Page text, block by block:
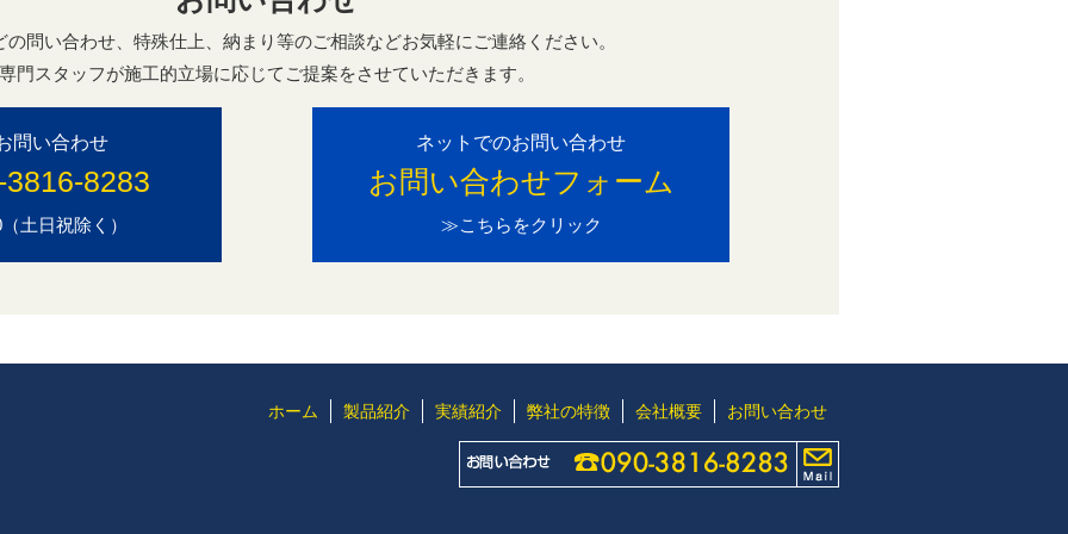
の問い合わせ、特殊仕上、納まり等のご相談などお気軽にご連絡ください。
専門スタッフが施工的立場に応じてご提案をさせていただきます。
問い合わせ
3816-8283
土日祝除く）
ネットでのお問い合わせ
お問い合わせフォーム
≫こちらをクリック
ホーム 製品紹介 実績紹介 弊社の特徴 会社概要 お問い合わせ